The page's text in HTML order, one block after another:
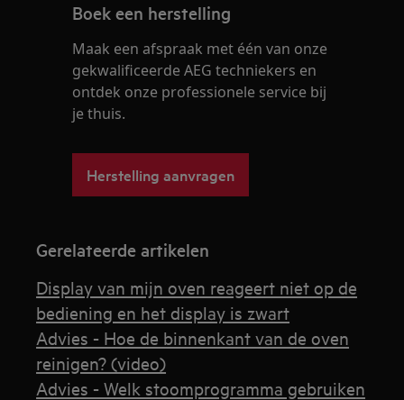
Boek een herstelling
Maak een afspraak met één van onze
gekwalificeerde AEG techniekers en
ontdek onze professionele service bij
je thuis.
Herstelling aanvragen
Gerelateerde artikelen
Display van mijn oven reageert niet op de
bediening en het display is zwart
Advies - Hoe de binnenkant van de oven
reinigen? (video)
Advies - Welk stoomprogramma gebruiken